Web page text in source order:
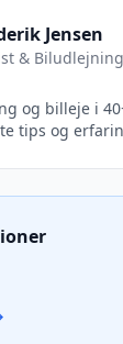
Jensen
&
og billeje i
tips og